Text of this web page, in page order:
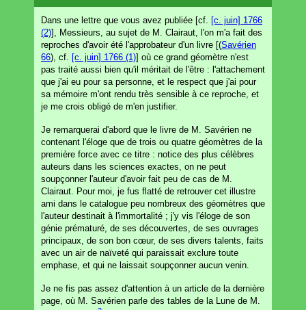
Dans une lettre que vous avez publiée [cf.
[c. juin] 1766
(2)], Messieurs, au sujet de M. Clairaut, l'on m'a fait des
reproches d'avoir été l'approbateur d'un livre [(Savérien
66), cf. [c. juin] 1766 (1)] où ce grand géomètre n'est
pas traité aussi bien qu'il méritait de l'être : l'attachement
que j'ai eu pour sa personne, et le respect que j'ai pour
sa mémoire m'ont rendu très sensible à ce reproche, et
je me crois obligé de m'en justifier.
Je remarquerai d'abord que le livre de M. Savérien ne
contenant l'éloge que de trois ou quatre géomètres de la
première force avec ce titre : notice des plus célèbres
auteurs dans les sciences exactes, on ne peut
soupçonner l'auteur d'avoir fait peu de cas de M.
Clairaut. Pour moi, je fus flatté de retrouver cet illustre
ami dans le catalogue peu nombreux des géomètres que
l'auteur destinait à l'immortalité ; j'y vis l'éloge de son
génie prématuré, de ses découvertes, de ses ouvrages
principaux, de son bon cœur, de ses divers talents, faits
avec un air de naïveté qui paraissait exclure toute
emphase, et qui ne laissait soupçonner aucun venin.
Je ne fis pas assez d'attention à un article de la dernière
page, où M. Savérien parle des tables de la Lune de M.